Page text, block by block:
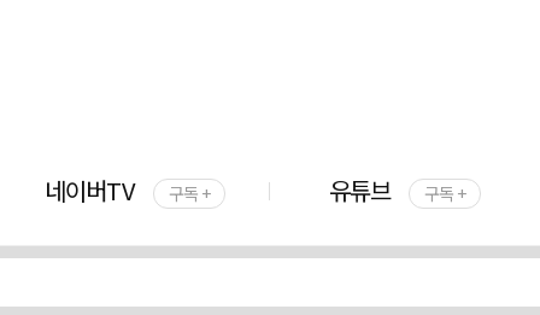
네이버TV 구독 + 유튜브 구독 +